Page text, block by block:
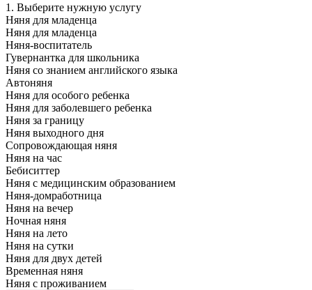
1. Выберите нужную услугу
Няня для младенца
Няня для младенца
Няня-воспитатель
Гувернантка для школьника
Няня со знанием английского языка
Автоняня
Няня для особого ребенка
Няня для заболевшего ребенка
Няня за границу
Няня выходного дня
Сопровождающая няня
Няня на час
Бебиситтер
Няня с медицинским образованием
Няня-домработница
Няня на вечер
Ночная няня
Няня на лето
Няня на сутки
Няня для двух детей
Временная няня
Няня с проживанием